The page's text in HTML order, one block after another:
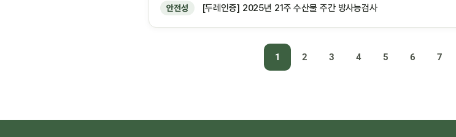
안전성 [두레인증] 2025년 21주 수산물 주간 방사능검사
1 2 3 4 5 6 7